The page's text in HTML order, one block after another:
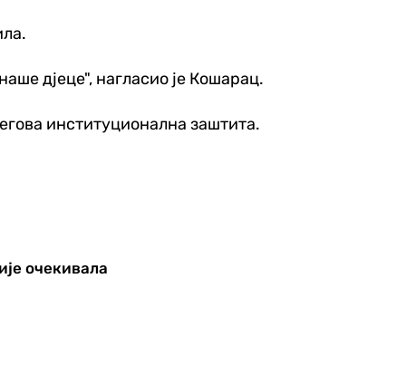
дјеце", нагласио је Кошарац.
институционална заштита.
очекивала